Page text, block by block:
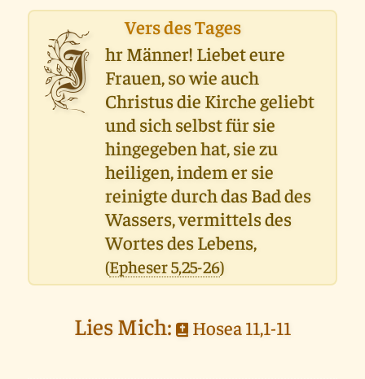
Vers des Tages
I
hr Männer! Liebet eure
Frauen, so wie auch
Christus die Kirche geliebt
und sich selbst für sie
hingegeben hat, sie zu
heiligen, indem er sie
reinigte durch das Bad des
Wassers, vermittels des
Wortes des Lebens,
(Epheser 5,25-26)
Lies Mich: Hosea 11,1-11